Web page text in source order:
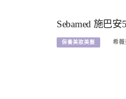
Sebamed 施巴
保養美妝美髮 希